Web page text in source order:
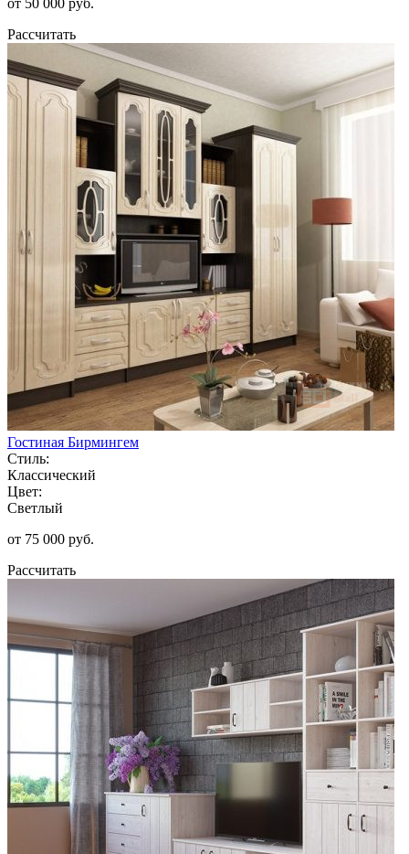
Рассчитать
Гостиная Бирмингем
Стиль:
Классический
Цвет:
Светлый
от 75 000 руб.
Рассчитать